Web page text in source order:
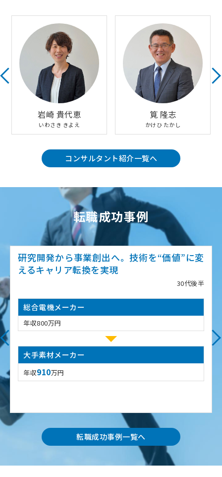
岩崎 貴代恵
いわさき きよえ
筧 隆志
かけひ たかし
コンサルタント紹介一覧へ
転職成功事例
研究開発から事業創出へ。技術を“価値”に変
えるキャリア転換を実現
30代後半
総合電機メーカー
年収800万円
大手素材メーカー
年収910万円
転職成功事例一覧へ